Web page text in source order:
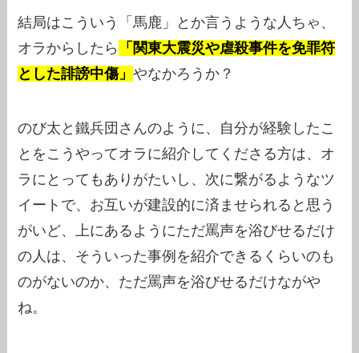
結局はこういう「馬鹿」とか言うような人ちゃ、
オラからしたら
「関東大震災や虐殺事件を免罪符
とした誹謗中傷」やなかろうか？
のび太と鐵兵団さんのように、自分が経験したこ
とをこうやってオラに紹介してくださる方は、オ
ラにとってもありがたいし、次に繋がるようなツ
イートで、お互いが建設的に済ませられると思う
がいど、上にあるようにただ罵声を浴びせるだけ
の人は、そういった事例を紹介できるくらいのも
のがないのか、ただ罵声を浴びせるだけながや
ね。